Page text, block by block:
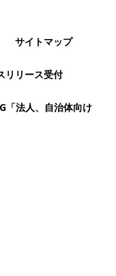
サイトマップ
リリース受付
「法人、自治体向け